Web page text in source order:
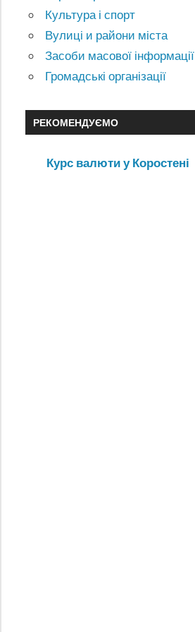
Культура і спорт
Вулиці и райони міста
Засоби масової інформації
Громадські організації
РЕКОМЕНДУЄМО
Курс валюти у Коростені